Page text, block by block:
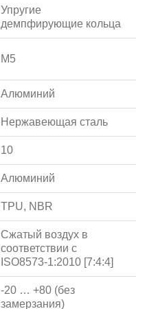
Упругие
демпфирующие кольца
M5
Алюминий
Нержавеющая сталь
10
Алюминий
TPU, NBR
Сжатый воздух в
соответствии с
ISO8573-1:2010 [7:4:4]
-20 … +80 (без
замерзания)